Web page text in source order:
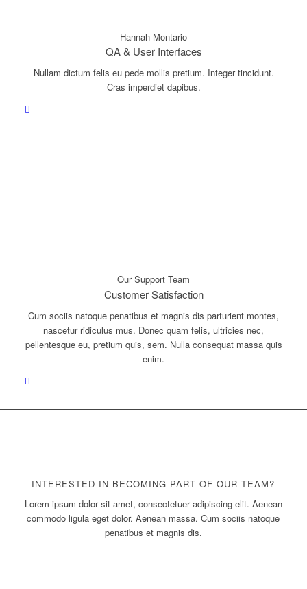
Hannah Montario
QA & User Interfaces
Nullam dictum felis eu pede mollis pretium. Integer tincidunt.
Cras imperdiet dapibus.
Our Support Team
Customer Satisfaction
Cum sociis natoque penatibus et magnis dis parturient montes,
nascetur ridiculus mus. Donec quam felis, ultricies nec,
pellentesque eu, pretium quis, sem. Nulla consequat massa quis
enim.
INTERESTED IN BECOMING PART OF OUR TEAM?
Lorem ipsum dolor sit amet, consectetuer adipiscing elit. Aenean
commodo ligula eget dolor. Aenean massa. Cum sociis natoque
penatibus et magnis dis.